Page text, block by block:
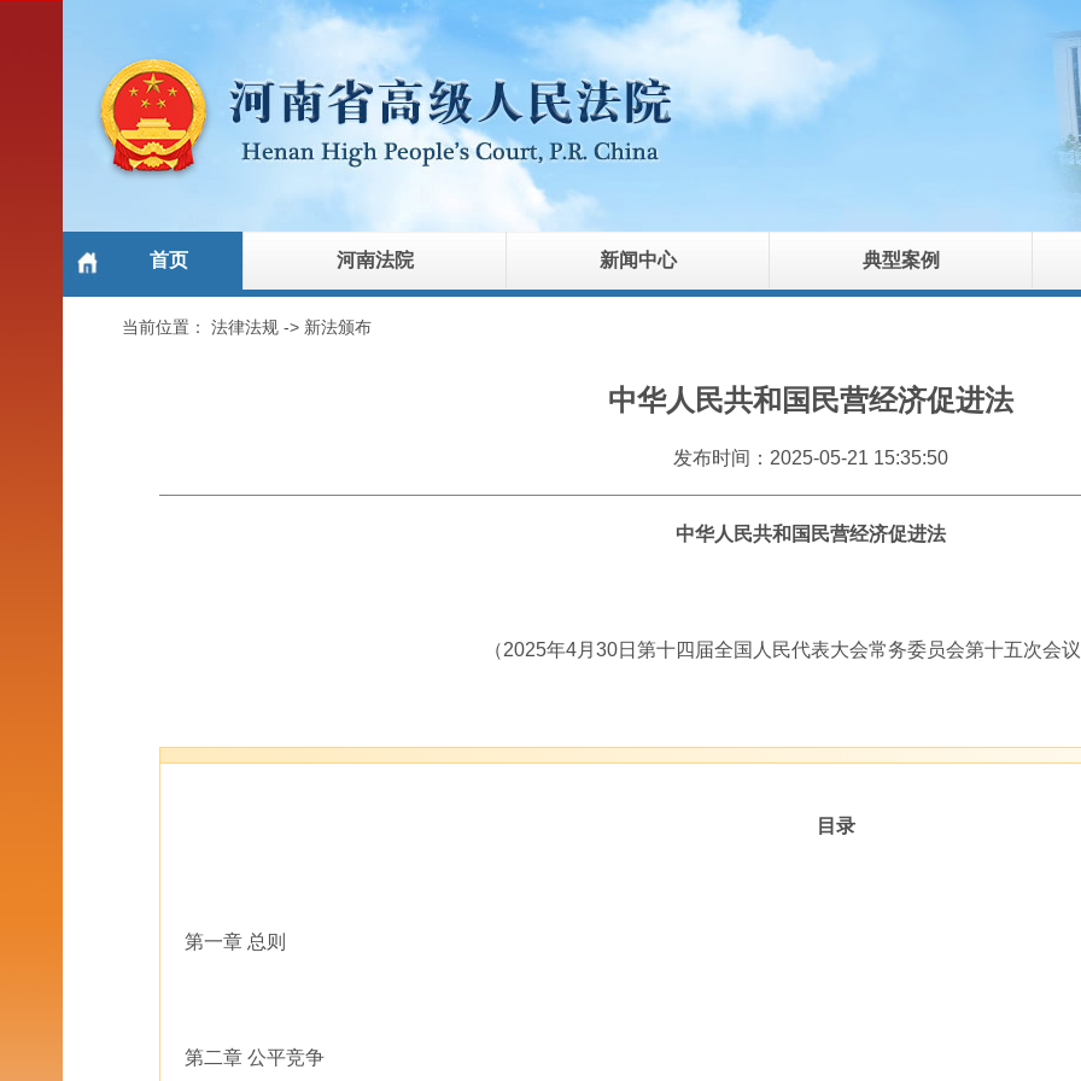
首页 河南法院 新闻中心 典型案例
当前位置： 法律法规-> 新法颁布
中华人民共和国民营经济促进法
发布时间：2025-05-21 15:35:50
中华人民共和国民营经济促进法
（2025年4月30日第十四届全国人民代表大会常务委员会第十五次会
目录
第一章 总则
第二章 公平竞争